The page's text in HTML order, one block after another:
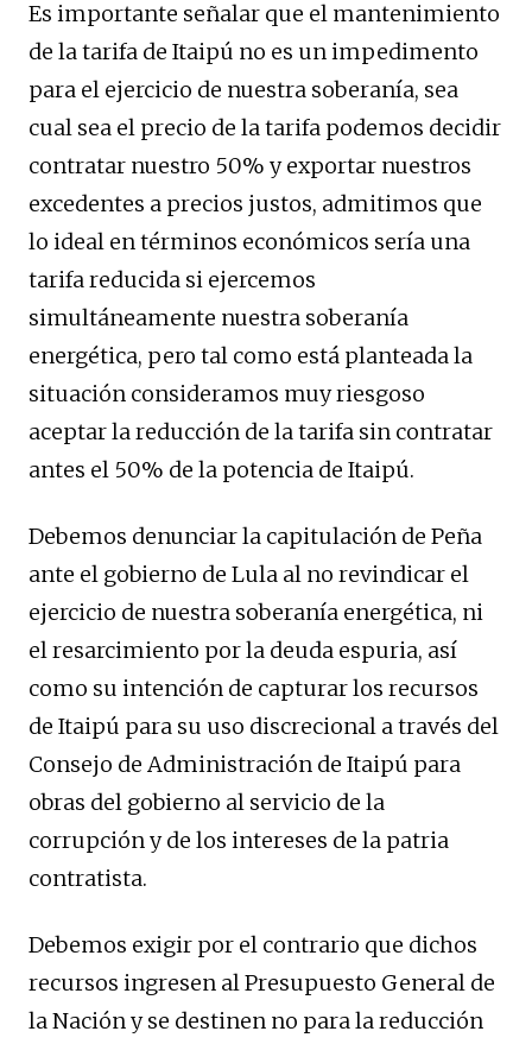
Es importante señalar que el mantenimiento
de la tarifa de Itaipú no es un impedimento
para el ejercicio de nuestra soberanía, sea
cual sea el precio de la tarifa podemos decidir
contratar nuestro 50% y exportar nuestros
excedentes a precios justos, admitimos que
lo ideal en términos económicos sería una
tarifa reducida si ejercemos
simultáneamente nuestra soberanía
energética, pero tal como está planteada la
situación consideramos muy riesgoso
aceptar la reducción de la tarifa sin contratar
antes el 50% de la potencia de Itaipú.
Debemos denunciar la capitulación de Peña
ante el gobierno de Lula al no revindicar el
ejercicio de nuestra soberanía energética, ni
el resarcimiento por la deuda espuria, así
como su intención de capturar los recursos
de Itaipú para su uso discrecional a través del
Consejo de Administración de Itaipú para
obras del gobierno al servicio de la
corrupción y de los intereses de la patria
contratista.
Debemos exigir por el contrario que dichos
recursos ingresen al Presupuesto General de
la Nación y se destinen no para la reducción